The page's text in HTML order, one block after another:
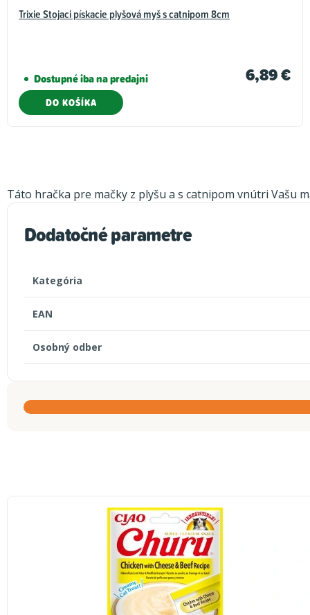
Trixie Stojaci pískacie plyšová myš s catnipom 8cm
Dostupné iba na predajni 6,89 €
DO KOŠÍKA
Táto hračka pre mačky z plyšu a s catnipom vnútri Vašu
Dodatočné parametre
Kategória
EAN
Osobný odber